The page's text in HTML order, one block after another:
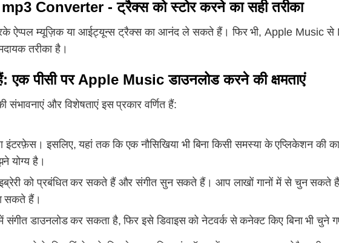
Converter - ट्रैक्स को स्टोर करने का सही तरीका
ऐप्पल म्यूज़िक या आईट्यून्स ट्रैक्स का आनंद ले सकते हैं। फिर भी, Apple Music से
तरीका है।
हैं: एक पीसी पर Apple Music डाउनलोड करने की क्षमताएं
और विशेषताएं इस प्रकार वर्णित हैं:
इसलिए, यहां तक ​​​​कि एक नौसिखिया भी बिना किसी समस्या के एप्लिकेशन की
योग्य है।
को प्रबंधित कर सकते हैं और संगीत सुन सकते हैं। आप लाखों गानों में से चुन सकते
सकते हैं।
संगीत डाउनलोड कर सकता है, फिर इसे डिवाइस को नेटवर्क से कनेक्ट किए बिना भी चुने